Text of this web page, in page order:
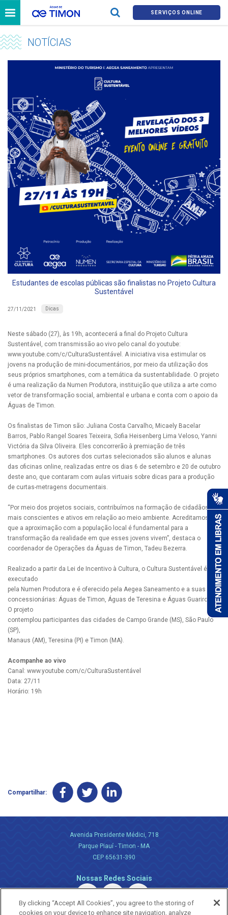
SERVIÇOS ONLINE
NOTÍCIAS
Estudantes de escolas públicas são finalistas no Projeto Cultura
Sustentável
27/11/2021 Dicas
Neste sábado (27), às 19h, acontecerá a final do Projeto Cultura
Sustentável, com transmissão ao vivo pelo canal do youtube:
www.youtube.com/c/CulturaSustentável. A iniciativa visa estimular os
jovens na produção de mini-documentários, por meio da utilização dos
seus próprios smartphones, com a temática da sustentabilidade. O projeto
é uma realização da Numen Produtora, instituição que utiliza a arte como
vetor de transformação social, ambiental e urbana e conta com o apoio da
Águas de Timon.
Os finalistas de Timon são: Juliana Costa Carvalho, Micaely Bacelar
Barros, Pablo Rangel Soares Teixeira, Sofia Heisenberg Lima Veloso, Yanni
Victória da Silva Oliveira. Eles concorrerão à premiação de três
smartphones. Os autores dos curtas selecionados são alunos e alunas
das oficinas online, realizadas entre os dias 6 de setembro e 20 de outubro
deste ano, que contaram com aulas virtuais sobre dicas para a produção
de curtas-metragens documentais.
“Por meio dos projetos sociais, contribuímos na formação de cidadãos
mais conscientes e ativos em relação ao meio ambiente. Acreditamos
que a aproximação com a população local é fundamental para a
transformação da realidade em que esses jovens vivem”, destaca o
coordenador de Operações da Águas de Timon, Tadeu Bezerra.
Realizado a partir da Lei de Incentivo à Cultura, o Cultura Sustentável é
executado
pela Numen Produtora e é oferecido pela Aegea Saneamento e a suas
concessionárias: Águas de Timon, Águas de Teresina e Águas Guariroba.
O projeto
contemplou participantes das cidades de Campo Grande (MS), São Paulo
(SP),
Manaus (AM), Teresina (PI) e Timon (MA).
Acompanhe ao vivo
Canal: www.youtube.com/c/CulturaSustentável
Data: 27/11
Horário: 19h
Compartilhar:
Avenida Presidente Médici, 718
Parque Piauí - Timon - MA
CEP 65631-390
Nossas Redes Sociais
By clicking “Accept All Cookies”, you agree to the storing of
cookies on your device to enhance site navigation, analyze